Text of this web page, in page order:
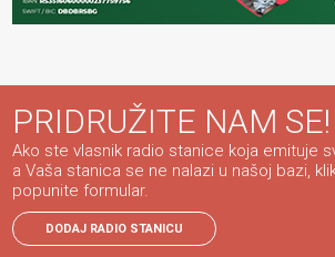
PRIDRUŽITE NAM SE!
Ako ste vlasnik radio stanice koja emituje
a Vaša stanica se ne nalazi u našoj bazi,
popunite formular.
DODAJ RADIO STANICU